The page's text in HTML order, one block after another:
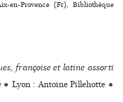
en-Provence (Fr), Bibliothèque
françoise et latine assorti
● Lyon : Antoine Pillehotte ●